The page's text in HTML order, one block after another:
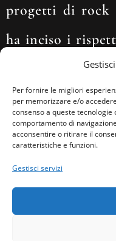
Per fornire le migliori
per memorizzare e/o
consenso a queste
comportamento di
acconsentire o ritirare il
caratteristiche e funzioni.
Gestisci servizi
progetti di rock
ha inciso i
Si dedica
improvvisazione
contesto
Fanfulon ex-